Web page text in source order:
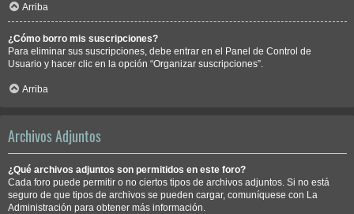
Arriba
¿Cómo borro mis suscripciones?
Para eliminar sus suscripciones, debe entrar en el Panel de Control de
Usuario y hacer clic en la opción “Organizar suscripciones”.
Arriba
Archivos Adjuntos
¿Qué archivos adjuntos son permitidos en este foro?
Cada foro puede permitir o no ciertos tipos de archivos adjuntos. Si no está
seguro de que tipos de archivos se pueden cargar, comuníquese con La
Administración para obtener más información.